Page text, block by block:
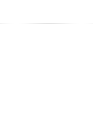
されます。 伊勢神宮のヒノ
かれ購入しました。 もう少